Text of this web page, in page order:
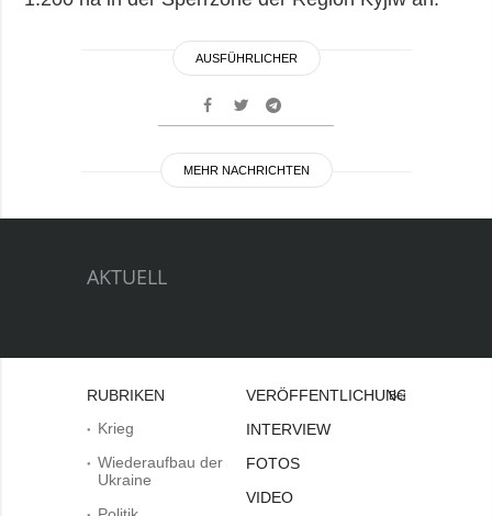
AUSFÜHRLICHER
MEHR NACHRICHTEN
AKTUELL
RUBRIKEN
Krieg
Wiederaufbau der
Ukraine
VERÖFFENTLICHUNGEN
INTERVIEW
FOTOS
VIDEO
Bei